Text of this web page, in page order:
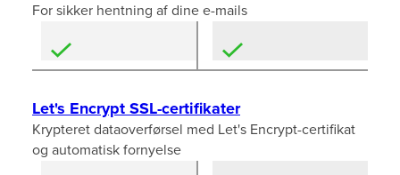
For sikker hentning af dine e-mails
Let's Encrypt SSL-certifikater
Krypteret dataoverførsel med Let's Encrypt-certifikat
og automatisk fornyelse